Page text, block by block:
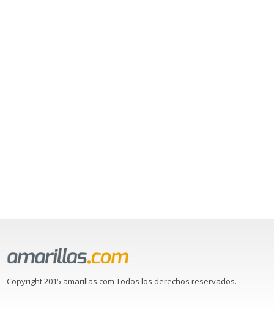
Copyright 2015 amarillas.com Todos los derechos reservados.